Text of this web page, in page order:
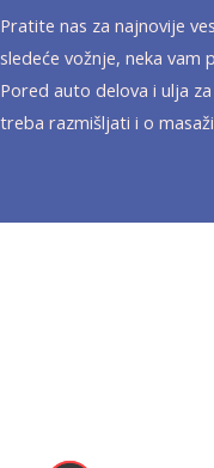
Pratite nas za najnovije
sledeće vožnje, neka vam
Pored auto delova i ulja
treba razmišljati i o